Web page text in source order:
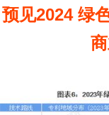
预见2024 绿